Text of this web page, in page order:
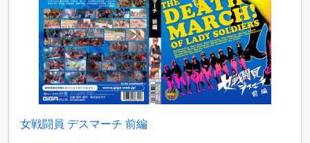
女戦闘員 デスマーチ 前編